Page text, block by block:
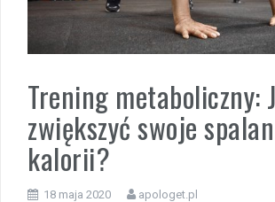
Trening metaboliczny:
zwiększyć swoje
kalorii?
18 maja 2020 apologet.pl